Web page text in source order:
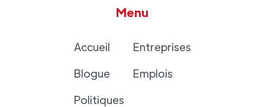
Menu
Accueil
Blogue
Politiques
Entreprises
Emplois